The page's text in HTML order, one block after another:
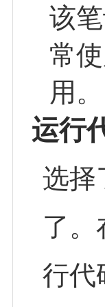
该
常
用。
运行
选择
了。
行代